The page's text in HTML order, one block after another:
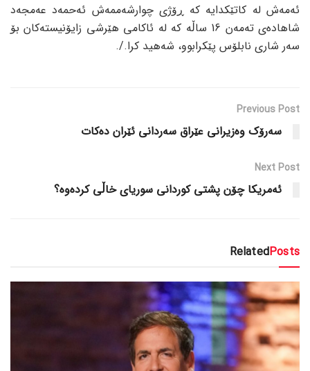
ئەمەش لە کاتێکدایە کە ڕۆژی چوارشەممەش ئەحمەد عەمجەد
شاهادەی تەمەن 16 ساڵە کە لە ئاکامی هێرشی زایۆنیستەکان بۆ
سەر شاری نابلۆس پێکرابوو، شەهید کرا./.
Previous Post
سەرۆک وەزیرانی عێراق سەردانی ئێران دەکات
Next Post
ئەمریکا چۆن پشتی کوردانی سوریای خاڵی کردەوە؟
RelatedPosts